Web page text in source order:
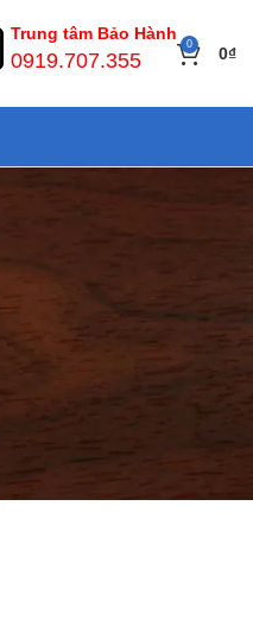
Trung tâm Bảo Hành
0919.707.355
0 0₫